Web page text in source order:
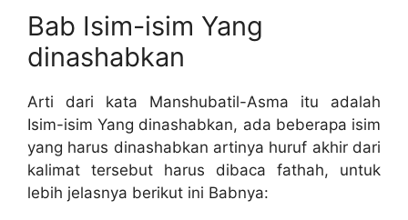
Bab Isim-isim Yang
dinashabkan
Arti dari kata Manshubatil-Asma itu adalah
Isim-isim Yang dinashabkan, ada beberapa isim
yang harus dinashabkan artinya huruf akhir dari
kalimat tersebut harus dibaca fathah, untuk
lebih jelasnya berikut ini Babnya: